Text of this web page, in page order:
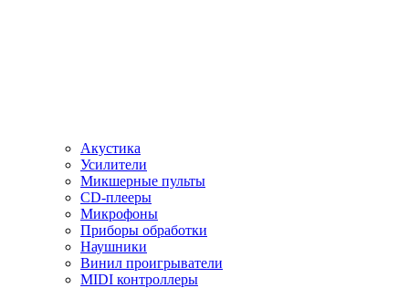
Акустика
Усилители
Микшерные пульты
CD-плееры
Микрофоны
Приборы обработки
Наушники
Винил проигрыватели
MIDI контроллеры